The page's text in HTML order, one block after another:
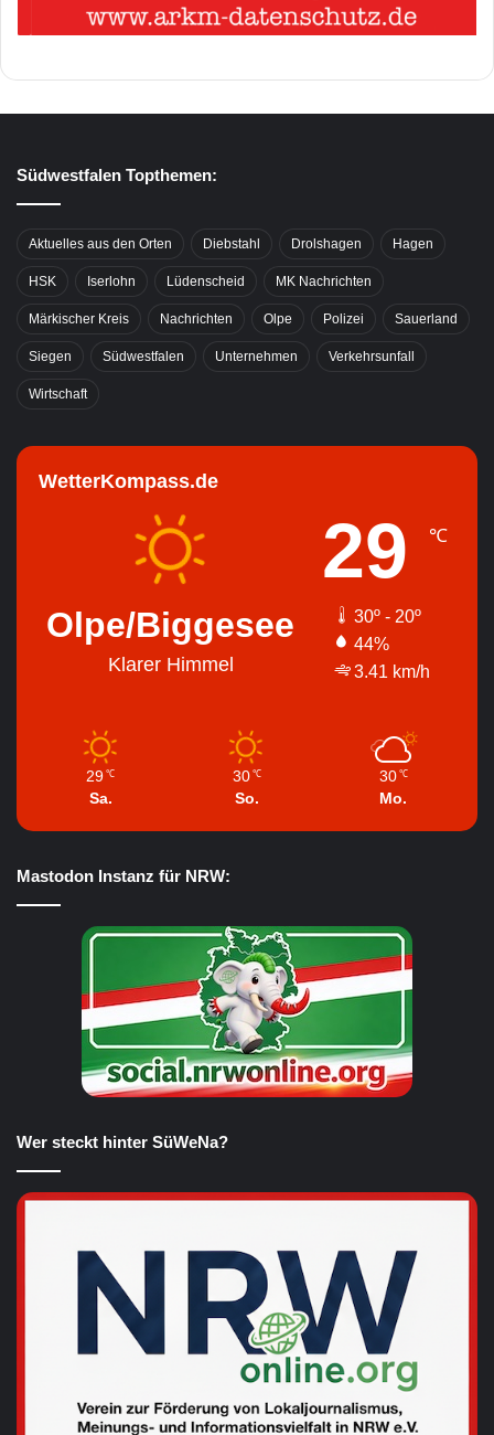
Südwestfalen Topthemen:
Aktuelles aus den Orten Diebstahl Drolshagen Hagen
HSK Iserlohn Lüdenscheid MK Nachrichten
Märkischer Kreis Nachrichten Olpe Polizei Sauerland
Siegen Südwestfalen Unternehmen Verkehrsunfall
Wirtschaft
WetterKompass.de
Olpe/Biggesee
Klarer Himmel
29 ℃
30º - 20º
44%
3.41 km/h
29 ℃
Sa.
30 ℃
So.
30 ℃
Mo.
Mastodon Instanz für NRW:
Wer steckt hinter SüWeNa?